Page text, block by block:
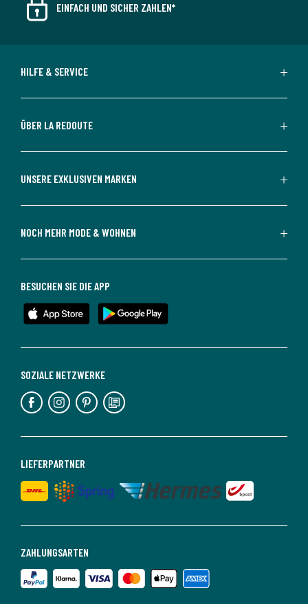
EINFACH UND SICHER ZAHLEN*
HILFE & SERVICE
ÜBER LA REDOUTE
UNSERE EXKLUSIVEN MARKEN
NOCH MEHR MODE & WOHNEN
ZAHLUNGSARTEN
LIEFERPARTNER
SOZIALE NETZWERKE
BESUCHEN SIE DIE APP